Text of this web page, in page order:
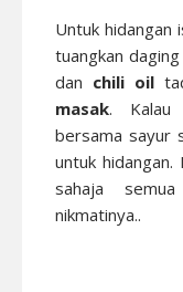
Untuk hidangan
tuangkan
dan chili oil
masak. Kalau
bersama sayur
untuk hidangan.
sahaja
nikmatinya..